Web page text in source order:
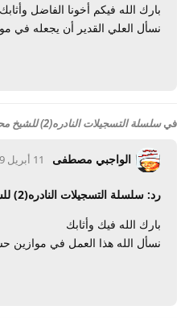
بارك الله فيكم أخونا الفاضل
نسأل العلي القدير أن يجعله في
فيسلسلة التسجيلات النادره(2) للشيخ محمد صديق المنشاوى
الواجبي مصطفى 11 أبريل 2009
رد: سلسلة التسجيلات النادره(2) للشيخ محمد صديق المنشاوى
بارك الله فيك وأثابك
نسأل الله هذا العمل في موازين